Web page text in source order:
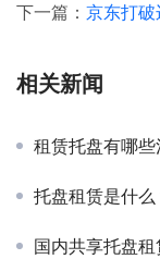
下一篇： 京东打破
相关新闻
租赁托盘有哪些
托盘租赁是什
国内共享托盘